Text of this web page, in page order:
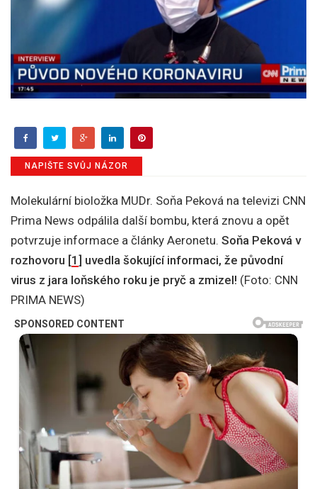
NAPIŠTE SVŮJ NÁZOR
Molekulární bioložka MUDr. Soňa Peková na televizi CNN
Prima News odpálila další bombu, která znovu a opět
potvrzuje informace a články Aeronetu. Soňa Peková v
rozhovoru [1 ] uvedla šokující informaci, že původní
virus z jara loňského roku je pryč a zmizel! (Foto: CNN
PRIMA NEWS)